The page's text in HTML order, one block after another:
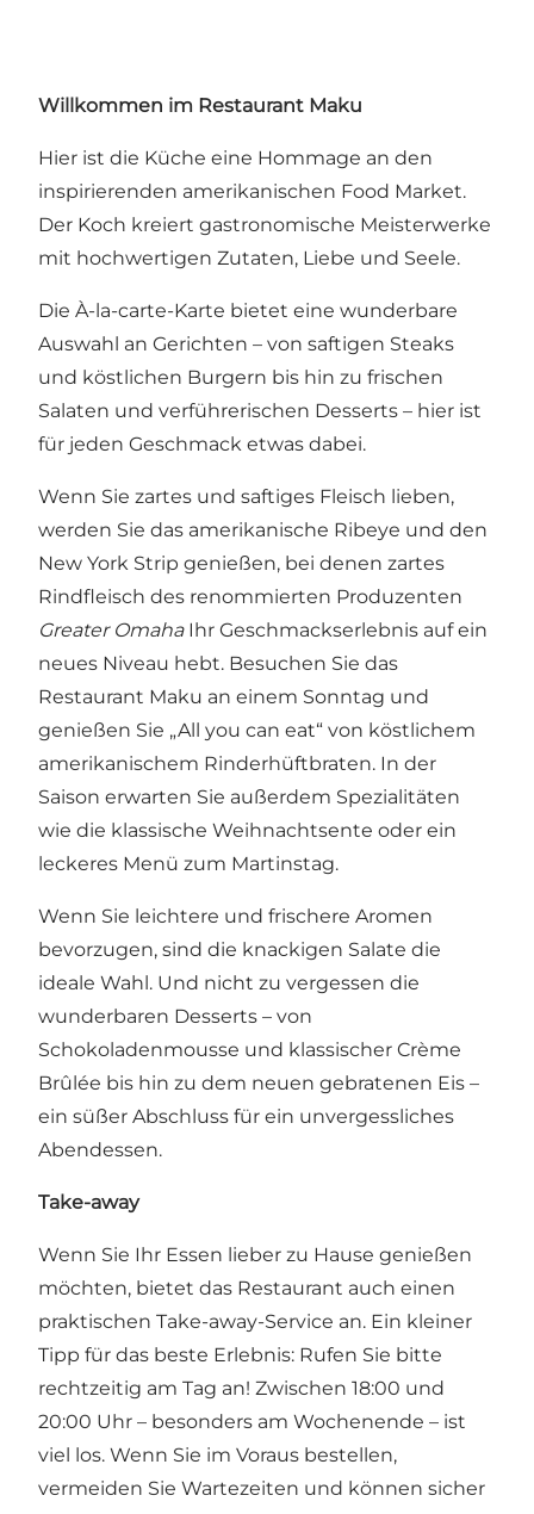
Willkommen im Restaurant Maku
Hier ist die Küche eine Hommage an den
inspirierenden amerikanischen Food Market.
Der Koch kreiert gastronomische Meisterwerke
mit hochwertigen Zutaten, Liebe und Seele.
Die À-la-carte-Karte bietet eine wunderbare
Auswahl an Gerichten – von saftigen Steaks
und köstlichen Burgern bis hin zu frischen
Salaten und verführerischen Desserts – hier ist
für jeden Geschmack etwas dabei.
Wenn Sie zartes und saftiges Fleisch lieben,
werden Sie das amerikanische Ribeye und den
New York Strip genießen, bei denen zartes
Rindfleisch des renommierten Produzenten
Greater OmahaIhr Geschmackserlebnis auf ein
neues Niveau hebt. Besuchen Sie das
Restaurant Maku an einem Sonntag und
genießen Sie „All you can eat“ von köstlichem
amerikanischem Rinderhüftbraten. In der
Saison erwarten Sie außerdem Spezialitäten
wie die klassische Weihnachtsente oder ein
leckeres Menü zum Martinstag.
Wenn Sie leichtere und frischere Aromen
bevorzugen, sind die knackigen Salate die
ideale Wahl. Und nicht zu vergessen die
wunderbaren Desserts – von
Schokoladenmousse und klassischer Crème
Brûlée bis hin zu dem neuen gebratenen Eis –
ein süßer Abschluss für ein unvergessliches
Abendessen.
Take-away
Wenn Sie Ihr Essen lieber zu Hause genießen
möchten, bietet das Restaurant auch einen
praktischen Take-away-Service an. Ein kleiner
Tipp für das beste Erlebnis: Rufen Sie bitte
rechtzeitig am Tag an! Zwischen 18:00 und
20:00 Uhr – besonders am Wochenende – ist
viel los. Wenn Sie im Voraus bestellen,
vermeiden Sie Wartezeiten und können sicher